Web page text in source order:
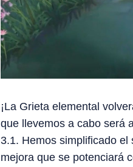
¡La Grieta elemental
que llevemos a cabo será
3.1. Hemos simplificado
mejora que se potenciará